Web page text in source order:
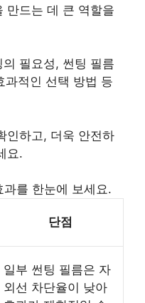
만드는 데 큰 역할을
필요성, 썬팅 필름
과적인 선택 방법 등
인하고, 더욱 안전하
요.
를 한눈에 보세요.
단점
일부 썬팅 필름은 자
외선 차단율이 낮아